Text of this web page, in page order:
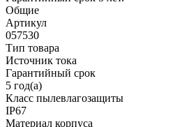
Общие
Артикул
057530
Тип товара
Источник тока
Гарантийный срок
5 год(а)
Класс пылевлагозащиты
IP67
Материал корпуса